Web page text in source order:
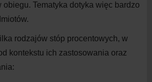
obiegu. Tematyka dotyka więc bardzo
rodzajów stóp procentowych, w
kontekstu ich zastosowania oraz